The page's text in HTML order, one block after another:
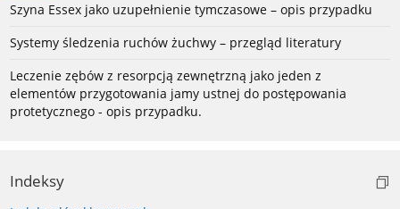
Szyna Essex jako uzupełnienie tymczasowe – opis przypadku
Systemy śledzenia ruchów żuchwy – przegląd literatury
Leczenie zębów z resorpcją zewnętrzną jako jeden z
elementów przygotowania jamy ustnej do postępowania
protetycznego - opis przypadku.
Indeksy